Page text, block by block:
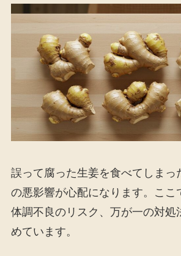
誤って腐った生姜を食べてしまっ
の悪影響が心配になります。ここ
体調不良のリスク、万が一の対処
めています。